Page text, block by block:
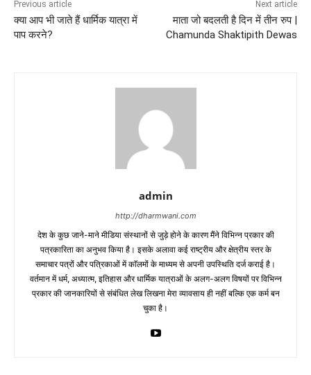
Previous article
क्या आप भी जाते हैं धार्मिक यात्रा में
पाप करने?
Next article
माता जो बदलती है दिन में तीन रुप |
Chamunda Shaktipith Dewas
admin
http://dharmwani.com
देश के कुछ जाने-माने मीडिया संस्थानों से जुड़े होने के कारण मैंने विभिन्न प्रकार की
पत्रकारिता का अनुभव किया है। इसके अलावा कई राष्ट्रीय और क्षेत्रीय स्तर के
समाचार पत्रों और पत्रिकाओं में काॅलमों के माध्यम से अपनी उपस्थिति दर्ज कराई है।
वर्तमान में धर्म, अध्यात्म, इतिहास और धार्मिक यात्राओं के अलग-अलग विषयों पर विभिन्न
प्रकार की जानकारियों से संबंधित लेख लिखना मेरा व्यावसाय ही नहीं बल्कि एक कर्म बन
चुका है।